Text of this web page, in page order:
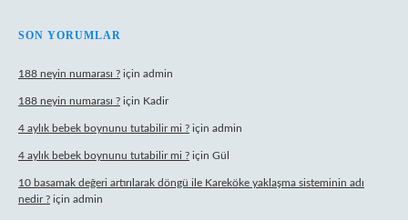
SON YORUMLAR
188 neyin numarası ? için admin
188 neyin numarası ? için Kadir
4 aylık bebek boynunu tutabilir mi ? için admin
4 aylık bebek boynunu tutabilir mi ? için Gül
10 basamak değeri artırılarak döngü ile Kareköke yaklaşma sisteminin adı
nedir ? için admin